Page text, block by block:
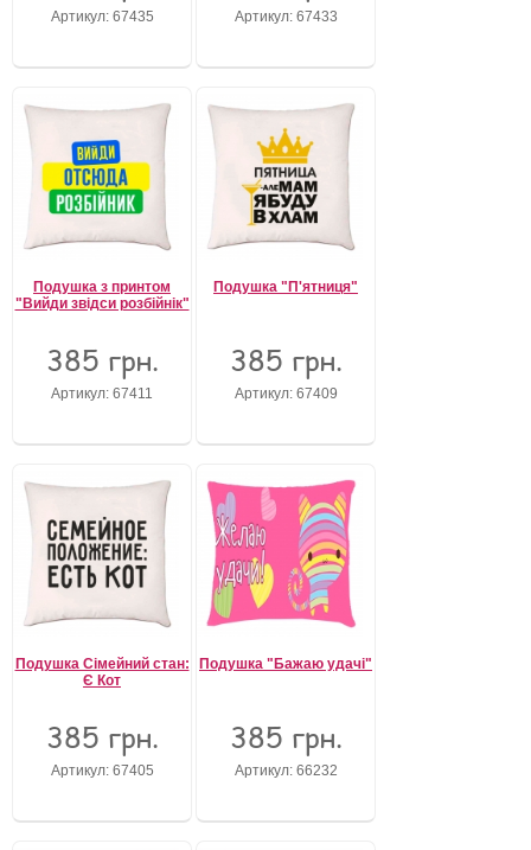
Артикул: 67435 Артикул: 67433
Подушка з принтом
"Вийди звідси розбійнік"
385 грн.
Артикул: 67411
Подушка "П'ятниця"
385 грн.
Артикул: 67409
Подушка Сімейний стан:
Є Кот
385 грн.
Артикул: 67405
Подушка "Бажаю удачі"
385 грн.
Артикул: 66232